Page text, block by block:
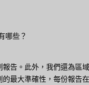
哪些？
告。此外，我們還為區
最大準確性，每份報告